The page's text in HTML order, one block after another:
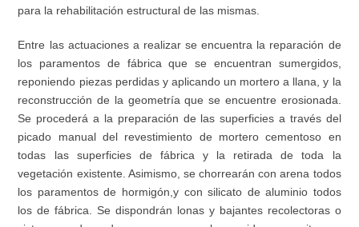
para la rehabilitación estructural de las mismas.
Entre las actuaciones a realizar se encuentra la reparación de
los paramentos de fábrica que se encuentran sumergidos,
reponiendo piezas perdidas y aplicando un mortero a llana, y la
reconstrucción de la geometría que se encuentre erosionada.
Se procederá a la preparación de las superficies a través del
picado manual del revestimiento de mortero cementoso en
todas las superficies de fábrica y la retirada de toda la
vegetación existente. Asimismo, se chorrearán con arena todos
los paramentos de hormigón,y con silicato de aluminio todos
los de fábrica. Se dispondrán lonas y bajantes recolectoras o